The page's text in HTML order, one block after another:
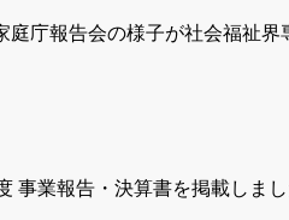
庭庁報告会の様子が社会福祉界